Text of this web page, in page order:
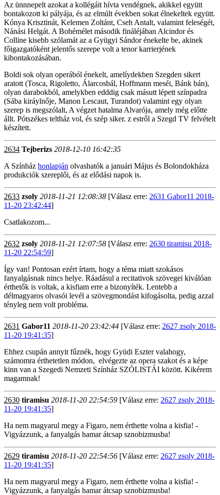
Az ünnnepelt azokat a kollégáit hívta vendégnek, akikkel együtt
bontakozott ki pályája, és az elmúlt években sokat élnekeltek együtt.
Kónya Krisztinát, Kelemen Zoltánt, Cseh Antalt, valamint feleségét,
Nánási Helgát. A Bohémélet második fináléjában Alcindor és
Colline kisebb szólamát az a Gyügyi Sándor énekelte be, akinek
főigazgatóként jelentős szerepe volt a tenor karrierjének
kibontakozásában.
Boldi sok olyan operából énekelt, amelíydekben Szegden sikert
aratott (Tosca, Rigoletto, Álarcosbál, Hoffmann meséi, Bánk bán),
olyan darabokból, amelykben edddig csak másutt lépett színpadra
(Sába kiráylnője, Manon Lescaut, Turandot) valamint egy olyan
szerep is megszólalt, A végzet hatalma Alvarója, amely még előtte
állt. Pótszékes teltház vol, és szép siker. z estről a Szegd TV felvételt
készített.
2634 Tejberizs 2018-12-10 16:42:35
A Színház honlapján olvashatók a januári Május és Bolondokháza
produkciók szereplői, és az elődási napok is.
2633 zsoly 2018-11-21 12:08:38 [Válasz erre: 2631 Gabor11 2018-
11-20 23:42:44]
Csatlakozom...
2632 zsoly 2018-11-21 12:07:58 [Válasz erre: 2630 tiramisu 2018-
11-20 22:54:59]
Így van! Pontosan ezért írtam, hogy a téma miatt szokásos
fanyalgásnak nincs helye. Ráadásul a recitativok szövegei kiválóan
érthetők is voltak, a kisfiam erre a bizonyíték. Lentebb a
délmagyaros olvasói levél a szövegmondást kifogásolta, pedig azzal
tényleg nem volt probléma.
2631 Gabor11 2018-11-20 23:42:44 [Válasz erre: 2627 zsoly 2018-
11-20 19:41:35]
Ehhez csupán annyit fűznék, hogy Gyüdi Eszter valahogy,
számomra érthetetlen módon, elvégezte az opera szakot és a képe
kinn van a Szegedi Nemzeti Színház SZÓLISTÁI között. Kikérem
magamnak!
2630 tiramisu 2018-11-20 22:54:59 [Válasz erre: 2627 zsoly 2018-
11-20 19:41:35]
Ha nem magyarul megy a Figaro, nem érthette volna a kisfia! -
Vigyázzunk, a fanyalgás hamar átcsap sznobizmusba!
2629 tiramisu 2018-11-20 22:54:56 [Válasz erre: 2627 zsoly 2018-
11-20 19:41:35]
Ha nem magyarul megy a Figaro, nem érthette volna a kisfia! -
Vigyázzunk, a fanyalgás hamar átcsap sznobizmusba!